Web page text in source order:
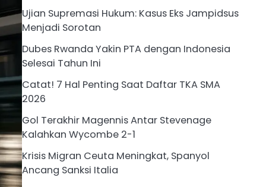
Ujian Supremasi Hukum: Kasus Eks Jampidsus
Menjadi Sorotan
Dubes Rwanda Yakin PTA dengan Indonesia
Selesai Tahun Ini
Catat! 7 Hal Penting Saat Daftar TKA SMA
2026
Gol Terakhir Magennis Antar Stevenage
Kalahkan Wycombe 2-1
Krisis Migran Ceuta Meningkat, Spanyol
Ancang Sanksi Italia